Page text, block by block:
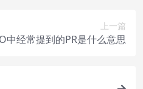
上一篇
中经常提到的PR是什么意思